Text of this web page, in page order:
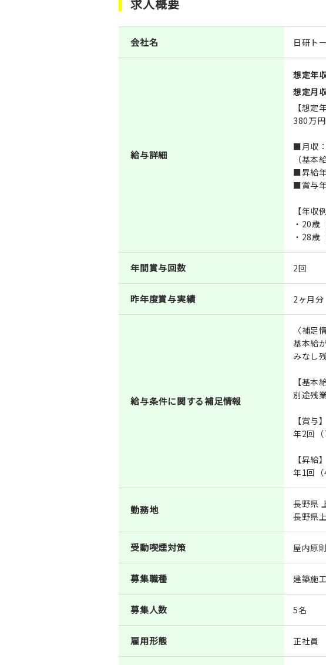
求人概要
会社名 日研ト
給与詳細
想定年
想定月
【想定
380万
■月収
（基本
■昇給
■賞与
【年収
・20歳
・28歳
年間賞与回数 2回
昨年度賞与実績 2ヶ月分
給与条件に関する補足情報
〈補足
基本給
みなし
【基本
別途残
【賞与】
年2回（
【昇給】
年1回
勤務地
長野県
長野県
受動喫煙対策 屋内原
募集職種 建築施
募集人数 5名
雇用形態 正社員